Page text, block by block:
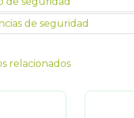
de seguridad
relacionados